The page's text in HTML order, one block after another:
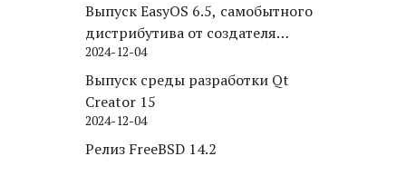
Выпуск EasyOS 6.5, самобытного
дистрибутива от создателя
Puppy Linux
2024-12-04
Выпуск среды разработки Qt
Creator 15
2024-12-04
Релиз FreeBSD 14.2